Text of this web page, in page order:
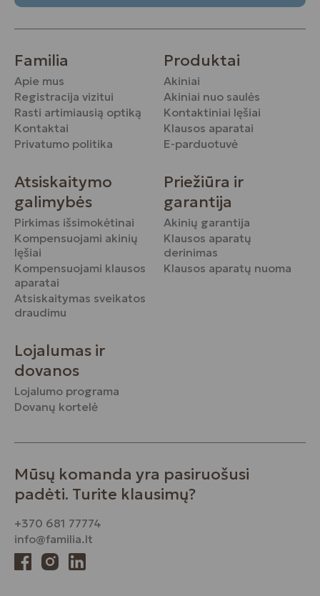
Familia
Apie mus
Registracija vizitui
Rasti artimiausią optiką
Kontaktai
Privatumo politika
Produktai
Akiniai
Akiniai nuo saulės
Kontaktiniai lęšiai
Klausos aparatai
E-parduotuvė
Atsiskaitymo
galimybės
Pirkimas išsimokėtinai
Kompensuojami akinių
lęšiai
Kompensuojami klausos
aparatai
Atsiskaitymas sveikatos
draudimu
Priežiūra ir
garantija
Akinių garantija
Klausos aparatų
derinimas
Klausos aparatų nuoma
Lojalumas ir
dovanos
Lojalumo programa
Dovanų kortelė
Mūsų komanda yra pasiruošusi
padėti. Turite klausimų?
+370 681 77774
info@familia.lt